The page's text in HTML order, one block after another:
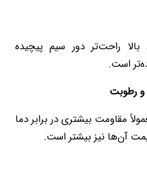
راحت‌تر دور سیم پیچیده
است.
مقاومت بیشتری در برابر دما
آن‌ها نیز بیشتر است.